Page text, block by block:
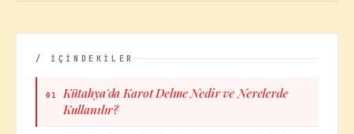
/ İÇİNDEKİLER
01
Kütahya'da Karot Delme Nedir ve Nerelerde
Kullanılır?